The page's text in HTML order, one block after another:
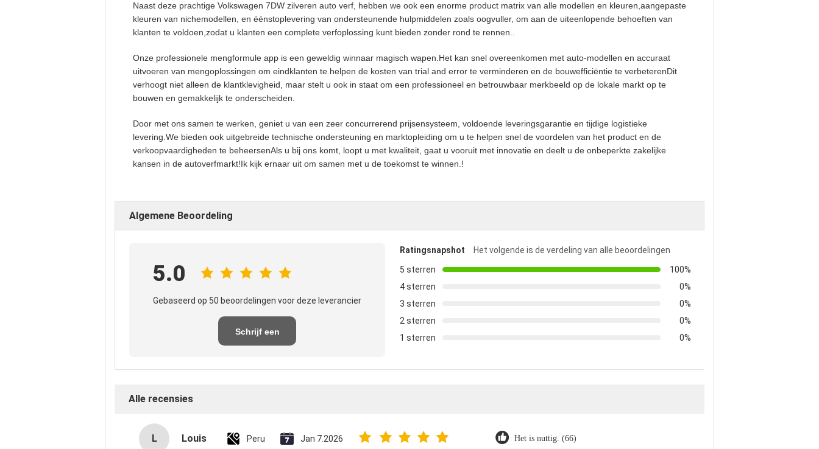
Naast deze prachtige Volkswagen 7DW zilveren auto verf, hebben we ook een enorme product matrix van alle modellen en kleuren,aangepaste
kleuren van nichemodellen, en éénstoplevering van ondersteunende hulpmiddelen zoals oogvuller, om aan de uiteenlopende behoeften van
klanten te voldoen,zodat u klanten een complete verfoplossing kunt bieden zonder rond te rennen..
Onze professionele mengformule app is een geweldig winnaar magisch wapen.Het kan snel overeenkomen met auto-modellen en accuraat
uitvoeren van mengoplossingen om eindklanten te helpen de kosten van trial and error te verminderen en de bouwefficiëntie te verbeterenDit
verhoogt niet alleen de klantklevigheid, maar stelt u ook in staat om een professioneel en betrouwbaar merkbeeld op de lokale markt op te
bouwen en gemakkelijk te onderscheiden.
Door met ons samen te werken, geniet u van een zeer concurrerend prijsensysteem, voldoende leveringsgarantie en tijdige logistieke
levering.We bieden ook uitgebreide technische ondersteuning en marktopleiding om u te helpen snel de voordelen van het product en de
verkoopvaardigheden te beheersenAls u bij ons komt, loopt u met kwaliteit, gaat u vooruit met innovatie en deelt u de onbeperkte zakelijke
kansen in de autoverfmarkt!Ik kijk ernaar uit om samen met u de toekomst te winnen.!
Algemene Beoordeling
5.0
Gebaseerd op 50 beoordelingen voor deze leverancier
Schrijf een
Ratingsnapshot
Het volgende is de verdeling van alle beoordelingen
5 sterren
100%
4 sterren
0%
3 sterren
0%
2 sterren
0%
1 sterren
0%
Alle recensies
L Louis Peru Jan 7.2026 Het is nuttig. (66)